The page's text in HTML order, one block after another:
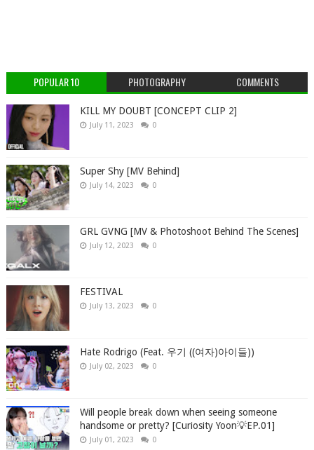
POPULAR 10 PHOTOGRAPHY COMMENTS
KILL MY DOUBT [CONCEPT CLIP 2]
July 11, 2023 0
Super Shy [MV Behind]
July 14, 2023 0
GRL GVNG [MV & Photoshoot Behind The Scenes]
July 12, 2023 0
FESTIVAL
July 13, 2023 0
Hate Rodrigo (Feat. 우기 ((여자)아이들))
July 02, 2023 0
Will people break down when seeing someone
handsome or pretty? [Curiosity Yoon💡EP.01]
July 01, 2023 0